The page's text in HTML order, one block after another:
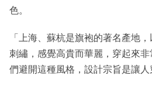
色。
「上海、蘇杭是旗袍的著名產地
刺繡，感覺高貴而華麗，穿起來
們避開這種風格，設計宗旨是讓人